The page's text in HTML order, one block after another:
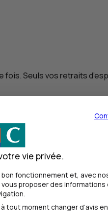
Seuls vos retraits
limite les
l'ensemble de vos
en cas de
technique lié à vote
vie privée.
fonctionnement et, avec
proposer des informations
tout moment changer d’avis